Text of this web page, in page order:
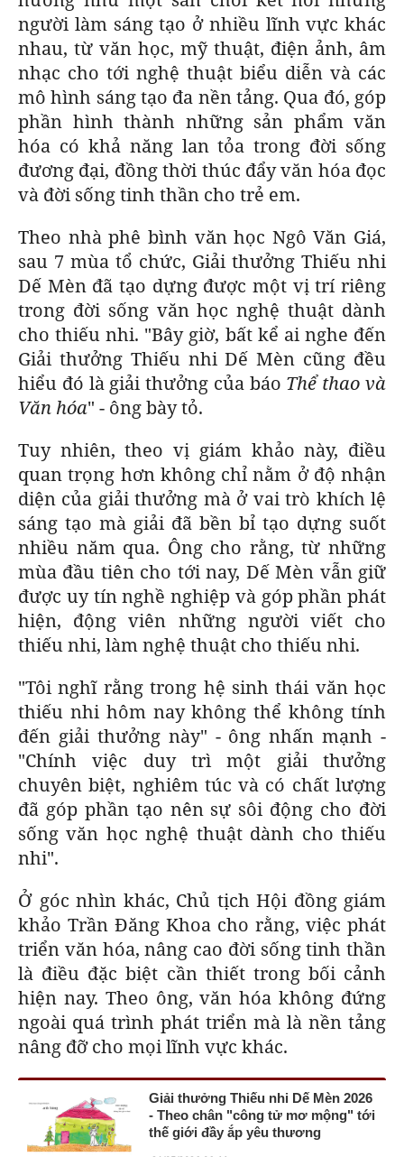
người làm sáng tạo ở nhiều lĩnh vực khác
nhau, từ văn học, mỹ thuật, điện ảnh, âm
nhạc cho tới nghệ thuật biểu diễn và các
mô hình sáng tạo đa nền tảng. Qua đó, góp
phần hình thành những sản phẩm văn
hóa có khả năng lan tỏa trong đời sống
đương đại, đồng thời thúc đẩy văn hóa đọc
và đời sống tinh thần cho trẻ em.
Theo nhà phê bình văn học Ngô Văn Giá,
sau 7 mùa tổ chức, Giải thưởng Thiếu nhi
Dế Mèn đã tạo dựng được một vị trí riêng
trong đời sống văn học nghệ thuật dành
cho thiếu nhi. "Bây giờ, bất kể ai nghe đến
Giải thưởng Thiếu nhi Dế Mèn cũng đều
hiểu đó là giải thưởng của báo Thể thao và
Văn hóa" - ông bày tỏ.
Tuy nhiên, theo vị giám khảo này, điều
quan trọng hơn không chỉ nằm ở độ nhận
diện của giải thưởng mà ở vai trò khích lệ
sáng tạo mà giải đã bền bỉ tạo dựng suốt
nhiều năm qua. Ông cho rằng, từ những
mùa đầu tiên cho tới nay, Dế Mèn vẫn giữ
được uy tín nghề nghiệp và góp phần phát
hiện, động viên những người viết cho
thiếu nhi, làm nghệ thuật cho thiếu nhi.
"Tôi nghĩ rằng trong hệ sinh thái văn học
thiếu nhi hôm nay không thể không tính
đến giải thưởng này" - ông nhấn mạnh -
"Chính việc duy trì một giải thưởng
chuyên biệt, nghiêm túc và có chất lượng
đã góp phần tạo nên sự sôi động cho đời
sống văn học nghệ thuật dành cho thiếu
nhi".
Ở góc nhìn khác, Chủ tịch Hội đồng giám
khảo Trần Đăng Khoa cho rằng, việc phát
triển văn hóa, nâng cao đời sống tinh thần
là điều đặc biệt cần thiết trong bối cảnh
hiện nay. Theo ông, văn hóa không đứng
ngoài quá trình phát triển mà là nền tảng
nâng đỡ cho mọi lĩnh vực khác.
Giải thưởng Thiếu nhi Dế Mèn 2026
- Theo chân "công tử mơ mộng" tới
thế giới đầy ắp yêu thương